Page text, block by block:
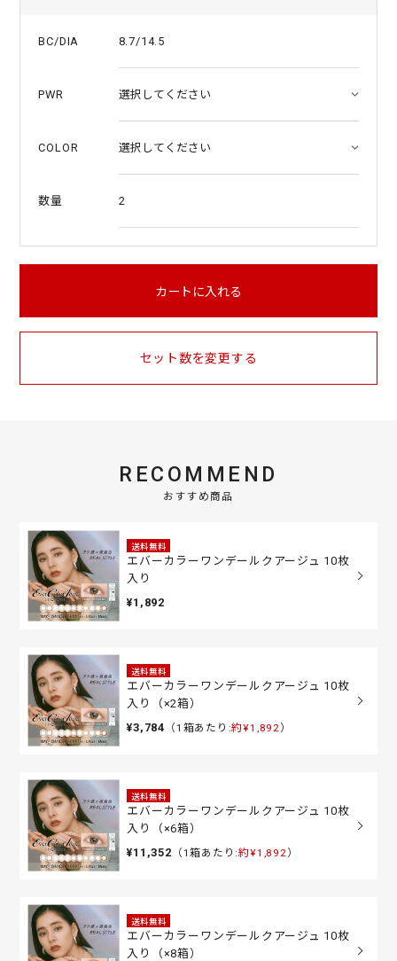
BC/DIA 8.7/14.5
PWR
COLOR
数量 2
カートに入れる
セット数を変更する
RECOMMEND
おすすめ商品
送料無料
エバーカラーワンデールクアージュ 10枚
入り
¥1,892
送料無料
エバーカラーワンデールクアージュ 10枚
入り（×2箱）
¥3,784 （1箱あたり:約¥1,892）
送料無料
エバーカラーワンデールクアージュ 10枚
入り（×6箱）
¥11,352 （1箱あたり:約¥1,892）
送料無料
エバーカラーワンデールクアージュ 10枚
入り（×8箱）